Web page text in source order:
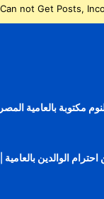
not Get Posts,